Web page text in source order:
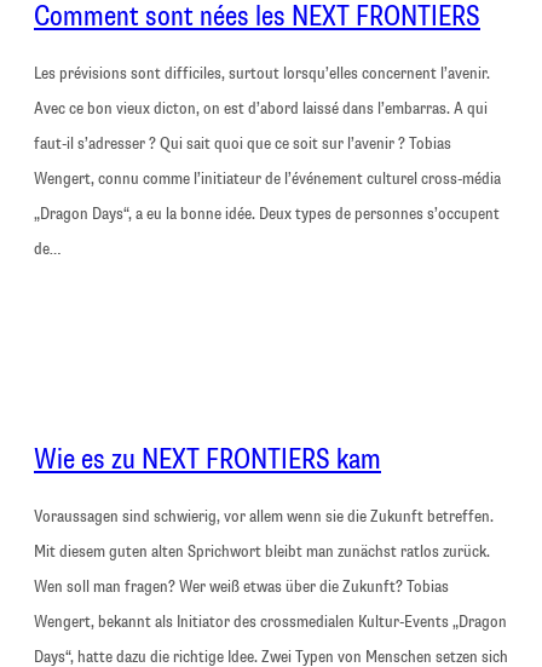
Comment sont nées les NEXT FRONTIERS
Les prévisions sont difficiles, surtout lorsqu’elles concernent l’avenir.
Avec ce bon vieux dicton, on est d’abord laissé dans l’embarras. A qui
faut-il s’adresser ? Qui sait quoi que ce soit sur l’avenir ? Tobias
Wengert, connu comme l’initiateur de l’événement culturel cross-média
„Dragon Days“, a eu la bonne idée. Deux types de personnes s’occupent
de…
Wie es zu NEXT FRONTIERS kam
Voraussagen sind schwierig, vor allem wenn sie die Zukunft betreffen.
Mit diesem guten alten Sprichwort bleibt man zunächst ratlos zurück.
Wen soll man fragen? Wer weiß etwas über die Zukunft? Tobias
Wengert, bekannt als Initiator des crossmedialen Kultur-Events „Dragon
Days“, hatte dazu die richtige Idee. Zwei Typen von Menschen setzen sich